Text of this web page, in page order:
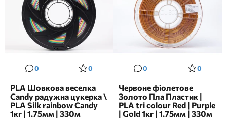
0 0
PLA Шовкова веселка
Candy радужна цукерка \
PLA Silk rainbow Candy
1кг | 1.75мм | 330м
0 0
Червоне фіолетове
Золото Пла Пластик |
PLA tri colour Red | Purple
| Gold 1кг | 1.75мм | 330м